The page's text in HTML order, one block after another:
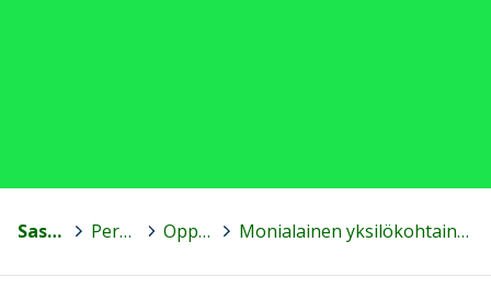
Sastamala Perusopetus > Oppilashuolto Monialainen yksilökohtainen oppilashuolto